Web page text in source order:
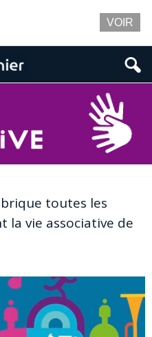
toutes les
la vie associative de
VOIR